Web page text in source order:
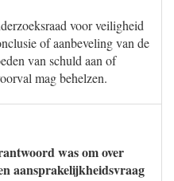
voor veiligheid
of aanbeveling van de
van schuld aan of
mag behelzen.
was om over
aansprakelijkheidsvraag